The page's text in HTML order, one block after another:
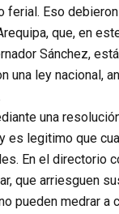
ferial. Eso
que, en
Sánchez,
una ley nacional,
una
es legitimo que
En el directorio
que arriesguen
pueden medrar